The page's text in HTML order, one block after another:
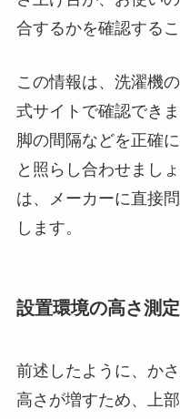
合するかを確認する
この情報は、洗濯機
式サイトで確認でき
脚の間隔などを正確
と照らし合わせまし
は、メーカーに直接
します。
設置環境の高さ測定
前述したように、か
高さが増すため、上